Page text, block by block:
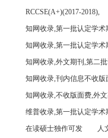
RCCSE(A+)(2017-2018),
知网收录,第一批认定学
知网收录,第一批认定学
知网收录,外文期刊,第二
知网收录,刊内信息不收
知网收录,不收版面费,外
维普收录,第一批认定学术
在读硕士独作可发
人